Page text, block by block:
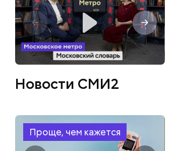
Новости СМИ2
Проще, чем кажется